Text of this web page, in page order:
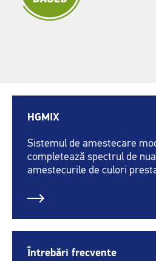
HGMIX
Sistemul de amestecare
completează spectrul de
amestecurile de culori
Întrebări frecvente